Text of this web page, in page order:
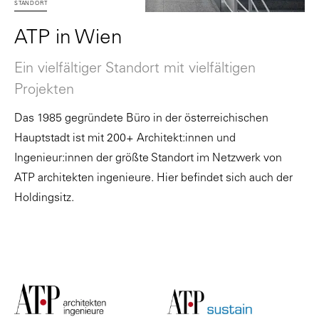
STANDORT
ATP in Wien
Ein vielfältiger Standort mit vielfältigen
Projekten
Das 1985 gegründete Büro in der österreichischen
Hauptstadt ist mit 200+ Architekt:innen und
Ingenieur:innen der größte Standort im Netzwerk von
ATP architekten ingenieure. Hier befindet sich auch der
Holdingsitz.